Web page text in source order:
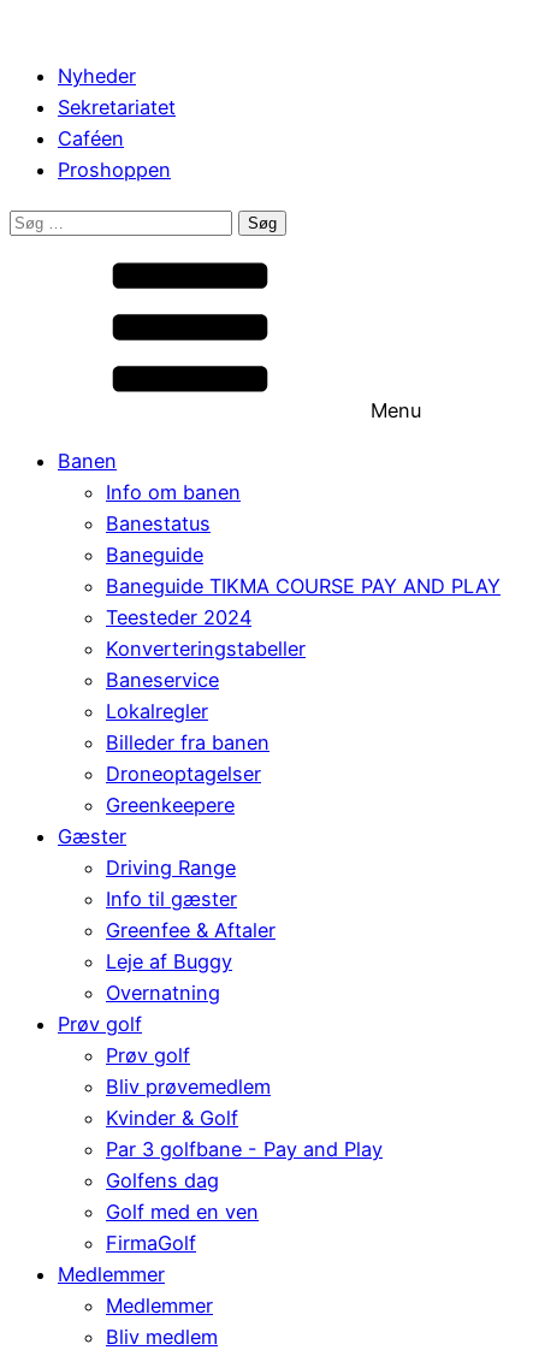
Nyheder
Sekretariatet
Caféen
Proshoppen
Søg
Menu
Banen
Info om banen
Banestatus
Baneguide
Baneguide TIKMA COURSE PAY AND PLAY
Teesteder 2024
Konverteringstabeller
Baneservice
Lokalregler
Billeder fra banen
Droneoptagelser
Greenkeepere
Gæster
Driving Range
Info til gæster
Greenfee & Aftaler
Leje af Buggy
Overnatning
Prøv golf
Prøv golf
Bliv prøvemedlem
Kvinder & Golf
Par 3 golfbane - Pay and Play
Golfens dag
Golf med en ven
FirmaGolf
Medlemmer
Medlemmer
Bliv medlem